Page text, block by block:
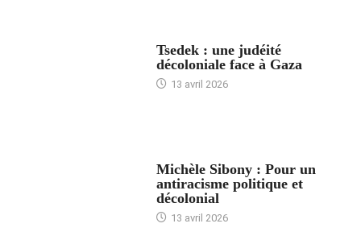
Tsedek : une judéité
décoloniale face à Gaza
13 avril 2026
Michèle Sibony : Pour un
antiracisme politique et
décolonial
13 avril 2026